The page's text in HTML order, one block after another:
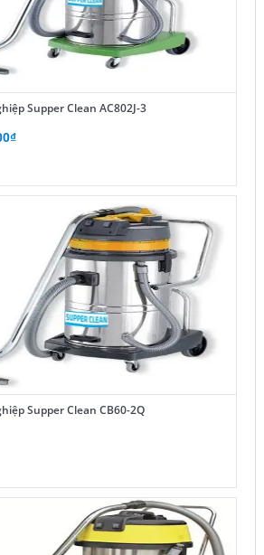
Supper Clean AC802J-3
₫Giá
là:
6,800,000₫.
Supper Clean CB60-2Q